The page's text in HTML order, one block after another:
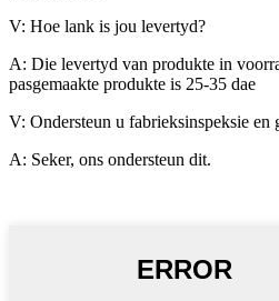
V: Hoe lank is jou levertyd?
A: Die levertyd van produkte in
pasgemaakte produkte is 25-35 dae
V: Ondersteun u fabrieksinspeksie en
A: Seker, ons ondersteun dit.